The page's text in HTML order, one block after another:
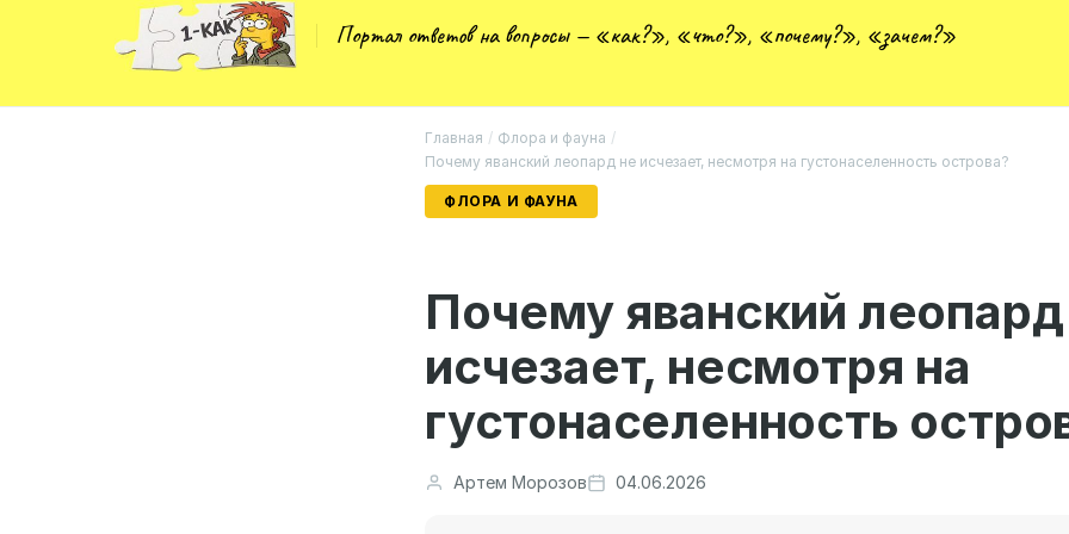
Портал ответов на вопросы — «как?», «что?», «почему?», «зачем?»
Главная / Флора и фауна /
Почему яванский леопард не исчезает, несмотря на густонаселенность острова?
ФЛОРА И ФАУНА
Почему яванский
исчезает, несмотря на
густонаселенность
Артем Морозов 04.06.2026